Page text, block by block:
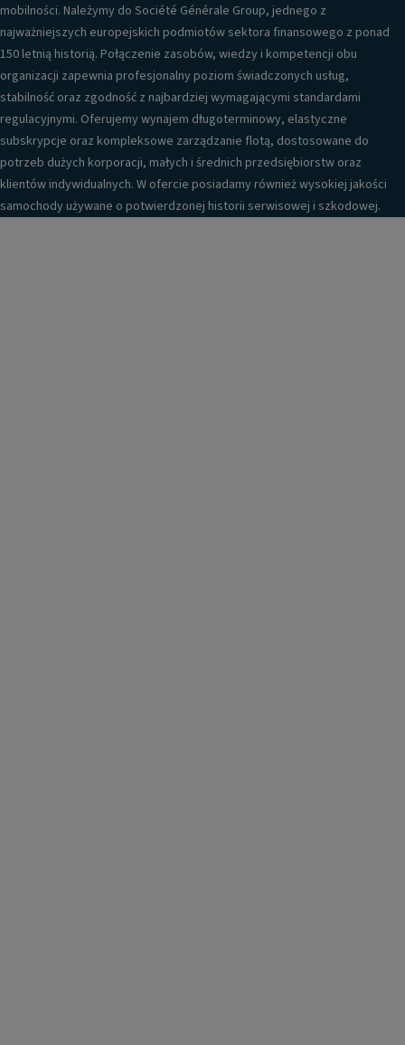
mobilności. Należymy do Société Générale Group, jednego z
najważniejszych europejskich podmiotów sektora finansowego z ponad
150 letnią historią. Połączenie zasobów, wiedzy i kompetencji obu
organizacji zapewnia profesjonalny poziom świadczonych usług,
stabilność oraz zgodność z najbardziej wymagającymi standardami
regulacyjnymi. Oferujemy wynajem długoterminowy, elastyczne
subskrypcje oraz kompleksowe zarządzanie flotą, dostosowane do
potrzeb dużych korporacji, małych i średnich przedsiębiorstw oraz
klientów indywidualnych. W ofercie posiadamy również wysokiej jakości
samochody używane o potwierdzonej historii serwisowej i szkodowej.